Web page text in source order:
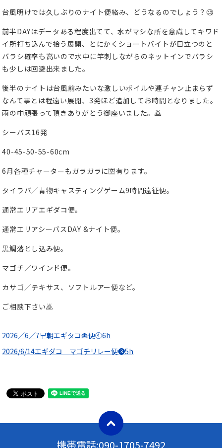
台風明けでは久しぶりのナイト便絡み、どうなるのでしょう？🧐
前半DAYはデータある程度出てて、水がマシな所を意識してキワド
イ所打ち込んで拾う展開、とにかくショートバイトが目立つのと
バラシ確率も高いので水中に竿刺しながらのネットインでバラシ
も少しは回避出来ました。
後半のナイトは台風前みたいな激しいボイルや連チャン止まらず
なんて事とは程遠い展開、3発ほど追加してお時間となりました。
雨の中頑張って頂きありがとう御座いました。🙇
シーバス16発
40-45-50-55-60cm
6月各種チャーターもガラガラに🈳有ります。
タイラバ／青物キャスティングゲーム9時間遠征便。
通常エリアエギダコ便。
通常エリアシーバスDAY &ナイト便。
黒鯛落とし込み便。
マゴチ／ワインド便。
カサゴ／テキサス、ソフトルアー便など。
ご相談下さい🙇
2026／6／7早朝エギタコ🐙便④6h
2026/6/14エギダコ マゴチリレー便❸5h
携帯電話:090-1705-7492